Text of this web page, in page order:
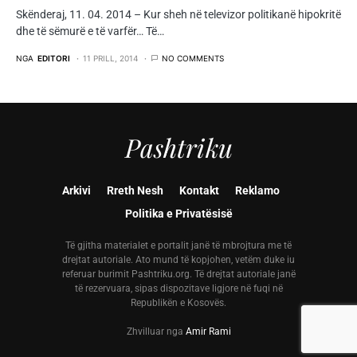
Skënderaj, 11. 04. 2014 – Kur sheh në televizor politikanë hipokritë
dhe të sëmurë e të varfër… Të…
NGA EDITORI 11 PRILL, 2014 NO COMMENTS
Pashtriku
Arkivi Rreth Nesh Kontakt
Reklamo
Politika e Privatësisë
Të gjitha materialet e portalit janë të mbrojtura me të
drejtat autoriale. Ato mund të kopjohen, vetëm duke iu
referuar burimit Pashtriku.org. Të drejtat autoriale janë
të rezervuara, sipas dispozitave ligjore në fuqi në
Republikën e Kosovës.
Zhvilluar nga Amir Rami